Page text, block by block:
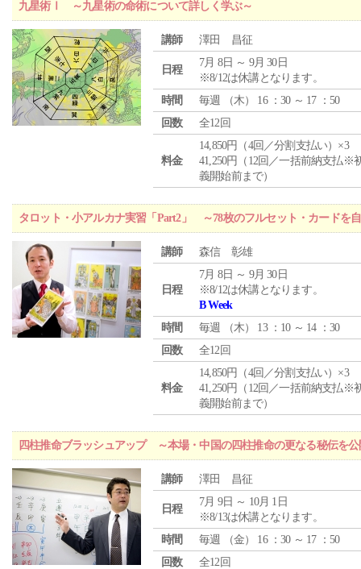
九星術Ⅰ ～九星術の命術について詳しく学ぶ～
講師 澤田 昌征
日程
7月 8日 ～ 9月 30日
※8/12は休講となります。
時間
毎週 （木） 16 ：30 ～ 17 ：50
回数
全12回
料金
14,850円（4回／分割支払い）×3
41,250円（12回／一括前納支払※
義開始前まで）
タロット・小アルカナ実習「Part2」 ～78枚のフルセット・カードを
講師 森信 彰雄
日程
7月 8日 ～ 9月 30日
※8/12は休講となります。
B Week
時間
毎週 （木） 13 ：10 ～ 14 ：30
回数
全12回
料金
14,850円（4回／分割支払い）×3
41,250円（12回／一括前納支払※
義開始前まで）
四柱推命ブラッシュアップ ～本場・中国の四柱推命の更なる秘伝を
講師 澤田 昌征
日程
7月 9日 ～ 10月 1日
※8/13は休講となります。
時間
毎週 （金） 16 ：30 ～ 17 ：50
回数
全12回